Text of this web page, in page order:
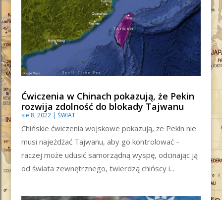
Ćwiczenia w Chinach pokazują, że Pekin
rozwija zdolność do blokady Tajwanu
sie 8, 2022| ŚWIAT
Chińskie ćwiczenia wojskowe pokazują, że Pekin nie
musi najeżdżać Tajwanu, aby go kontrolować –
raczej może udusić samorządną wyspę, odcinając ją
od świata zewnętrznego, twierdzą chińscy i...